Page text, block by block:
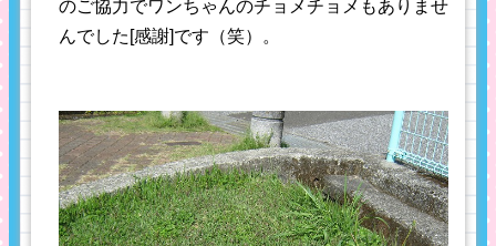
のご協力でワンちゃんのチョメチョメもありませ
んでした[感謝]です（笑）。